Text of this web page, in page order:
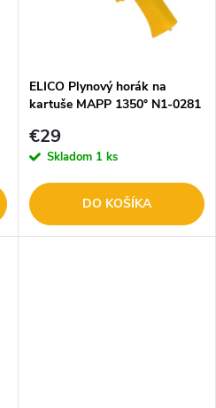
ELICO Plynový horák na
kartuše MAPP 1350° N1-0281
€29
Skladom 1 ks
DO KOŠÍKA